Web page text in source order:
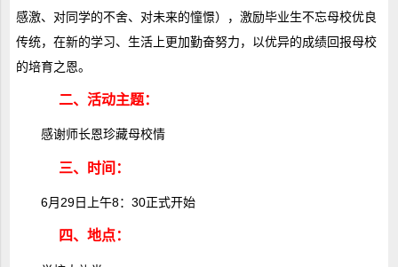
感激、对同学的不舍、对未来的憧憬），激励毕业生不忘母校优良
传统，在新的学习、生活上更加勤奋努力，以优异的成绩回报母校
的培育之恩。
二、活动主题：
感谢师长恩珍藏母校情
三、时间：
6月29日上午8：30正式开始
四、地点：